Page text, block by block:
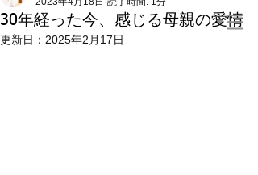
30年経った今、感じる母親の愛情
更新日： 2025年2月17日